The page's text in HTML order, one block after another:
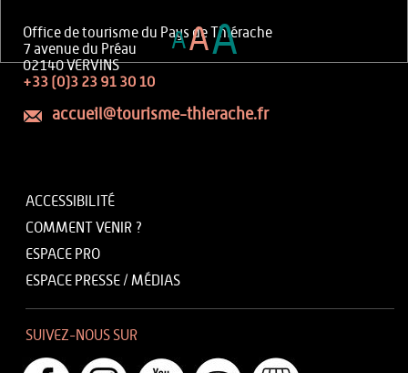
Office de tourisme du Pays de Thiérache
7 avenue du Préau
02140 VERVINS
+33 (0)3 23 91 30 10
accueil@tourisme-thierache.fr
ACCESSIBILITÉ
COMMENT VENIR ?
ESPACE PRO
ESPACE PRESSE / MÉDIAS
SUIVEZ-NOUS SUR
AAA